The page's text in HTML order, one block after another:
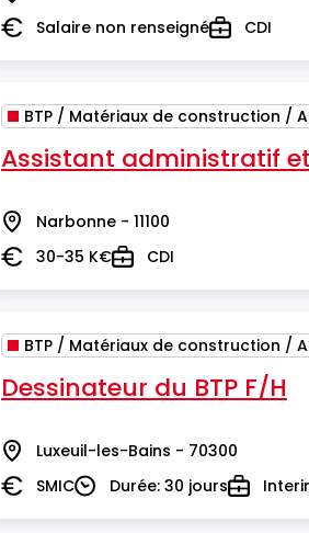
SalaireSalaire non renseignéTypeCDI
BTP / Matériaux de construction /
Assistant administratif
Lieu Narbonne - 11100
Salaire30-35 K€TypeCDI
BTP / Matériaux de construction /
Dessinateur du BTP F/H
Lieu Luxeuil-les-Bains - 70300
Salaire
SMICDuréeDurée: 30 joursType